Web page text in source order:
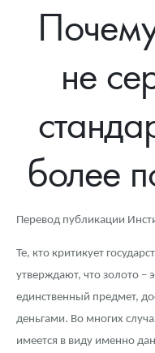
Инвестиционные монеты
Монеты Царской России
Монеты стран мира после
Георгий Победоносец
Золотой червонец Сеятель
Гарри Поттер
Флот: ледоколы и корабли
Как сделать заказ
Гарантии
Выкуп монет
Условия возврата
Политика
Информация
Распродажа монет и жетонов
Аналитика и события
Итоги 2025 года. Прогноз
2026 год
Cтатьи
Котировки
Курс золота и серебра
Контакты
Письмо директору
не
более
Перевод публикации
Те, кто критикует
утверждают, что золото –
единственный предмет,
деньгами. Во многих
имеется в виду именно